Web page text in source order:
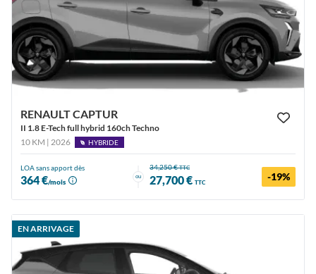
RENAULT CAPTUR
II 1.8 E-Tech full hybrid 160ch Techno
10 KM | 2026
HYBRIDE
LOA sans apport dès
364 €/mois
ou
34,250 €TTC
27,700 € TTC -19%
EN ARRIVAGE